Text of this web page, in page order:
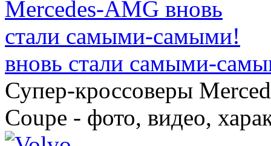
вновь стали самыми-
Супер-кроссоверы
Coupe - фото, видео,